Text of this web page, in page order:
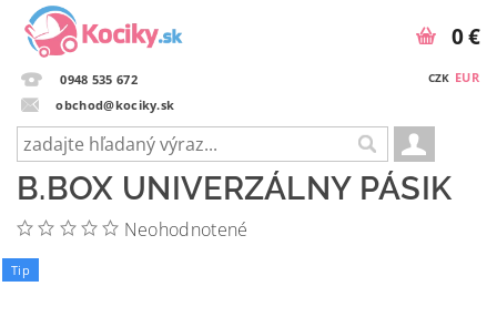
0948 535 672
obchod@kociky.sk
CZK EUR
0 €
B.BOX UNIVERZÁLNY PÁSIK
Neohodnotené
Tip